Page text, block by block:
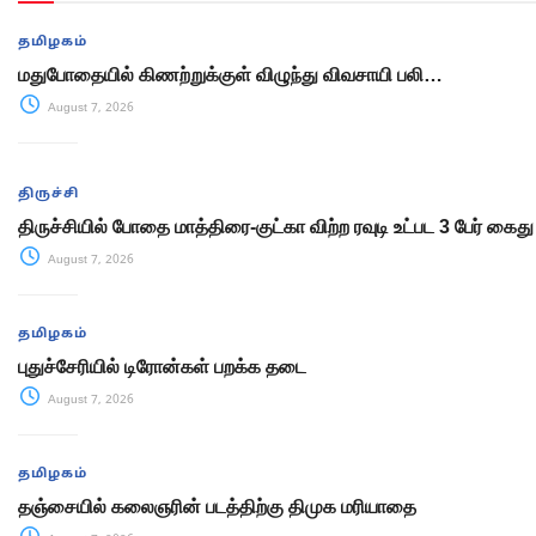
தமிழகம்
மதுபோதையில் கிணற்றுக்குள் விழுந்து விவசாயி பலி…
August 7, 2026
திருச்சி
திருச்சியில் போதை மாத்திரை-குட்கா விற்ற ரவுடி உட்பட 3 பேர் கைது
August 7, 2026
தமிழகம்
புதுச்சேரியில் டிரோன்கள் பறக்க தடை
August 7, 2026
தமிழகம்
தஞ்சையில் கலைஞரின் படத்திற்கு திமுக மரியாதை